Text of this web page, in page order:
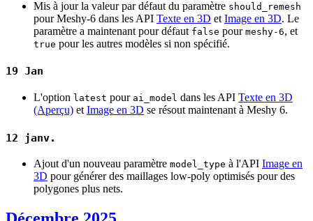
Mis à jour la valeur par défaut du paramètre should_remesh
pour Meshy-6 dans les API Texte en 3D et Image en 3D. Le
paramètre a maintenant pour défaut false pour meshy-6, et
true pour les autres modèles si non spécifié.
19 Jan
L'option latest pour ai_model dans les API Texte en 3D
(Aperçu) et Image en 3D se résout maintenant à Meshy 6.
12 janv.
Ajout d'un nouveau paramètre model_type à l'API Image en
3D pour générer des maillages low-poly optimisés pour des
polygones plus nets.